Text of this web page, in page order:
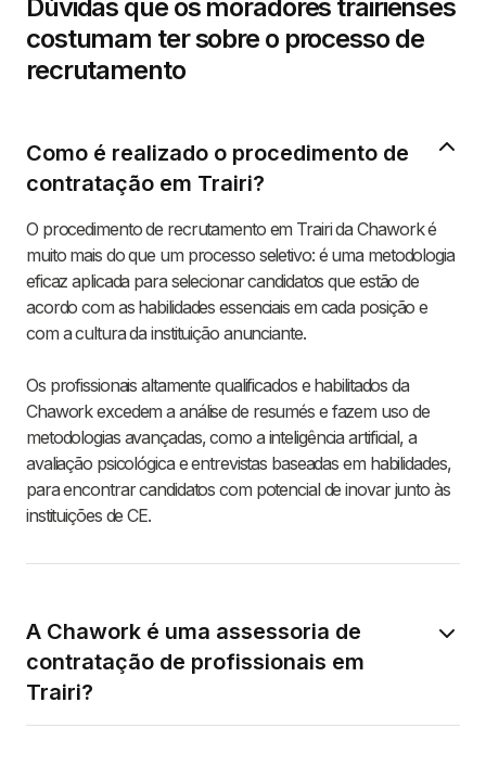
Dúvidas que os moradores trairienses
costumam ter sobre o processo de
recrutamento
Como é realizado o procedimento de
contratação em Trairi?
O procedimento de recrutamento em Trairi da Chawork é
muito mais do que um processo seletivo: é uma metodologia
eficaz aplicada para selecionar candidatos que estão de
acordo com as habilidades essenciais em cada posição e
com a cultura da instituição anunciante.
Os profissionais altamente qualificados e habilitados da
Chawork excedem a análise de resumés e fazem uso de
metodologias avançadas, como a inteligência artificial, a
avaliação psicológica e entrevistas baseadas em habilidades,
para encontrar candidatos com potencial de inovar junto às
instituições de CE.
A Chawork é uma assessoria de
contratação de profissionais em
Trairi?